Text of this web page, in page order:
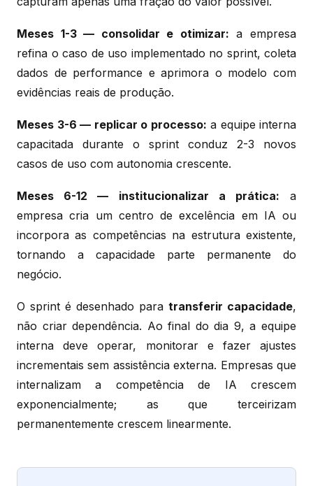
Meses 1-3 — consolidar e otimizar: a empresa
refina o caso de uso implementado no sprint, coleta
dados de performance e aprimora o modelo com
evidências reais de produção.
Meses 3-6 — replicar o processo: a equipe interna
capacitada durante o sprint conduz 2-3 novos
casos de uso com autonomia crescente.
Meses 6-12 — institucionalizar a prática: a
empresa cria um centro de excelência em IA ou
incorpora as competências na estrutura existente,
tornando a capacidade parte permanente do
negócio.
O sprint é desenhado para transferir capacidade,
não criar dependência. Ao final do dia 9, a equipe
interna deve operar, monitorar e fazer ajustes
incrementais sem assistência externa. Empresas que
internalizam a competência de IA crescem
exponencialmente; as que terceirizam
permanentemente crescem linearmente.